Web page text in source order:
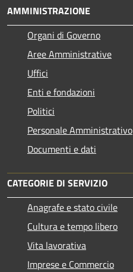
AMMINISTRAZIONE
Organi di Governo
Aree Amministrative
Uffici
Enti e fondazioni
Politici
Personale Amministrativo
Documenti e dati
CATEGORIE DI SERVIZIO
Anagrafe e stato civile
Cultura e tempo libero
Vita lavorativa
Imprese e Commercio